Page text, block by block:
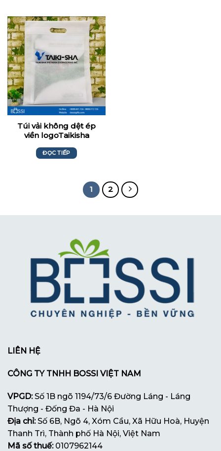
Túi vải không dệt ép
viền logoTaikisha
ĐỌC TIẾP
1 2
LIÊN HỆ
CÔNG TY TNHH BOSSI VIỆT NAM
VPGD:Số 1B ngõ 1194/73/6 Đường Láng - Láng
Thượng - Đống Đa - Hà Nội
Địa chỉ:Số 6B, Ngõ 4, Xóm Cầu, Xã Hữu Hoà, Huyện
Thanh Trì, Thành phố Hà Nội, Việt Nam
Mã số thuế:0107962144